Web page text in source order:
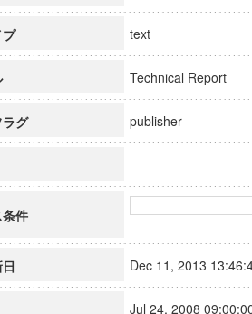
text
Technical Report
グ publisher
件
Dec 11, 2013
Jul 24, 2008